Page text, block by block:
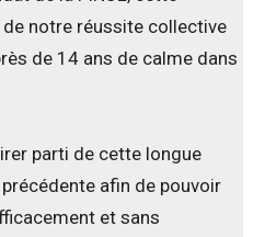
notre réussite collective
de 14 ans de calme dans
parti de cette longue
afin de pouvoir
et sans